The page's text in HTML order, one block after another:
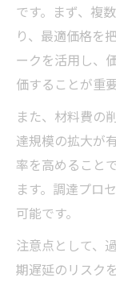
です。まず、複
り、最適価格を
ークを活用し、
価することが重要
また、材料費の
達規模の拡大が
率を高めること
ます。調達プロ
可能です。
注意点として、
期遅延のリスク